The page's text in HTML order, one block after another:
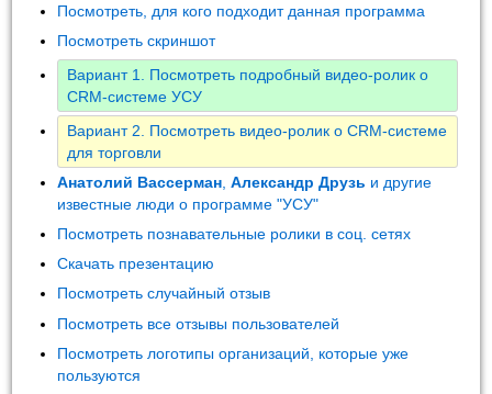
Посмотреть, для кого подходит данная программа
Посмотреть скриншот
Вариант 1. Посмотреть подробный видео-ролик о
CRM-системе УСУ
Вариант 2. Посмотреть видео-ролик о CRM-системе
для торговли
Анатолий Вассерман ,Александр Друзь и другие
известные люди о программе "УСУ"
Посмотреть познавательные ролики в соц. сетях
Скачать презентацию
Посмотреть случайный отзыв
Посмотреть все отзывы пользователей
Посмотреть логотипы организаций, которые уже
пользуются